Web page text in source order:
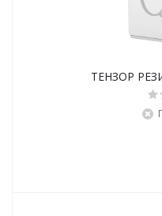
ТЕНЗОР